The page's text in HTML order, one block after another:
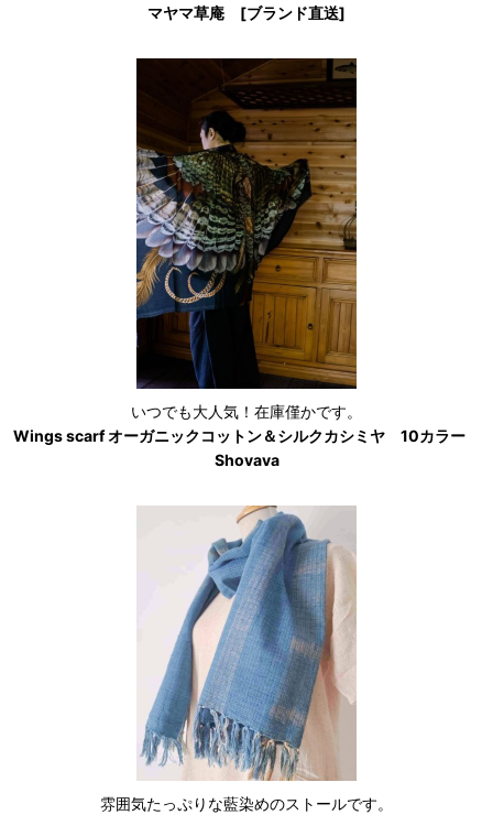
マヤマ草庵 [ブランド直送]
いつでも大人気！在庫僅かです。
Wings scarf オーガニックコットン＆シルクカシミヤ 10カラー
Shovava
雰囲気たっぷりな藍染めのストールです。